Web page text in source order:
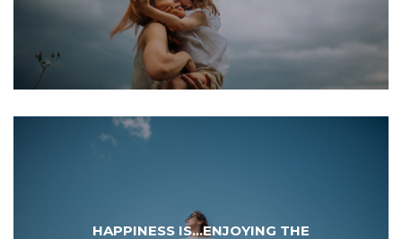
HAPPINESS IS...ENJOYING THE